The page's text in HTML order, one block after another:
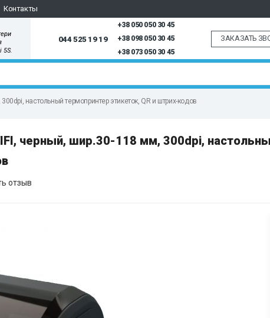
Контакты
5S.
044 525 19 19
+38 050 050 30 45
+38 098 050 30 45
+38 073 050 30 45
ЗАКАЗАТЬ
настольный термопринтер этикеток, QR и штрих-кодов
черный, шир.30-118 мм, 300dpi,
отзыв